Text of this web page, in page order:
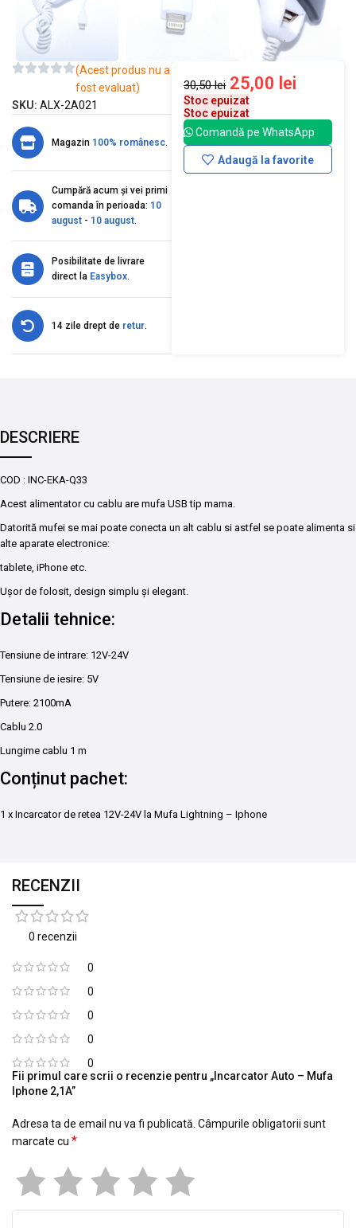
(Acest produs nu a
fost evaluat)
SKU: ALX-2A021
Magazin 100% românesc.
Cumpără acum și vei primi
comanda în perioada: 10
august - 10 august.
Posibilitate de livrare
direct la Easybox.
14 zile drept de retur.
30,50lei 25,00 lei
Stoc epuizat
Stoc epuizat
Comandă pe WhatsApp
Adaugă la favorite
DESCRIERE
COD : INC-EKA-Q33
Acest alimentator cu cablu are mufa USB tip mama.
Datorită mufei se mai poate conecta un alt cablu si astfel se poate alimenta si
alte aparate electronice:
tablete, iPhone etc.
Ușor de folosit, design simplu și elegant.
Detalii tehnice:
Tensiune de intrare: 12V-24V
Tensiune de iesire: 5V
Putere: 2100mA
Cablu 2.0
Lungime cablu 1 m
Conținut pachet:
1 x Incarcator de retea 12V-24V la Mufa Lightning – Iphone
RECENZII
0 recenzii
0
0
0
0
0
Fii primul care scrii o recenzie pentru „Incarcator Auto – Mufa
Iphone 2,1A”
Adresa ta de email nu va fi publicată. Câmpurile obligatorii sunt
marcate cu *